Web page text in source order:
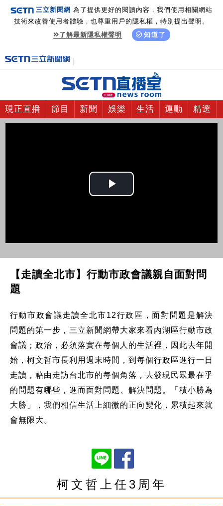
三立新聞網 為了提供更好的閱讀內容，我們使用相關網站
技術來改善使用者體驗，也尊重用戶的隱私權，特別提出聲明。
了解最新隱私權聲明
知道了
現正直播 節目 新聞 娛樂 生活 運動 精選
Play
【走讀全北市】行動市政會議親自面對問
題
行動市政會議走讀全北市12行政區，面對問題是解決
問題的第一步，三立新聞網帶大家來看內湖區行動市政
會議；政治，必須落實在每個人的生活裡，因此去年開
始，柯文哲市長利用週末時間，到每個行政區進行一日
走讀，藉由走訪台北市的每個角落，去發現民眾最在乎
的問題有哪些，進而面對問題、解決問題。「積小勝為
大勝」，我們相信生活上細微的正向變化，累積起來就
會無限大。
柯文哲上任3周年